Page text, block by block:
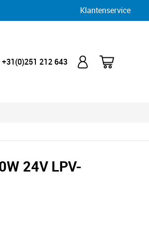
Klantenservice
+31(0)251 212 643
24V LPV-